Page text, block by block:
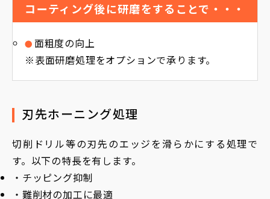
コーティング後に研磨をすることで・・・
面粗度の向上
※表面研磨処理をオプションで承ります。
刃先ホーニング処理
切削ドリル等の刃先のエッジを滑らかにする処理で
す。以下の特長を有します。
・チッピング抑制
・難削材の加工に最適